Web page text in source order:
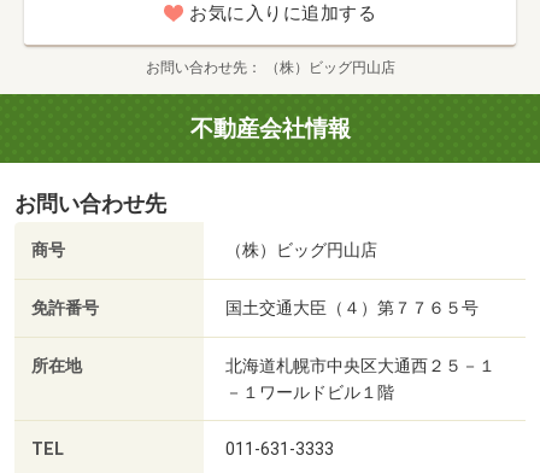
お気に入りに追加する
お問い合わせ先 （株）ビッグ円山店
不動産会社情報
お問い合わせ先
商号 （株）ビッグ円山店
免許番号 国土交通大臣（４）第７７６５号
所在地
北海道札幌市中央区大通西２５－１
－１ワールドビル１階
TEL 011-631-3333